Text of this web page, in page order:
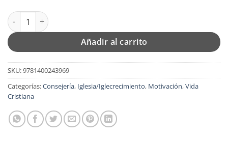
La Consejería - Tapa Blanda - John F. MacArthur cantidad
Añadir al carrito
SKU:9781400243969
Categorías:Consejería, Iglesia/Iglecrecimiento, Motivación,Vida
Cristiana